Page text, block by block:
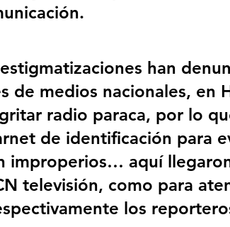
han
de medios nacionales, en
radio paraca, por lo
de identificación para
improperios… aquí
televisión, como para
los